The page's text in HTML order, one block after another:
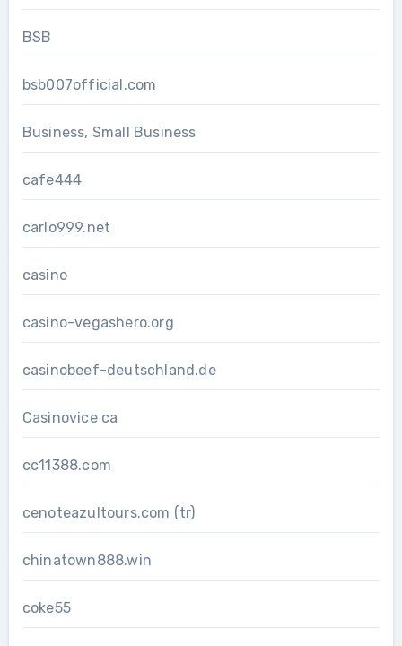
BSB
bsb007official.com
Business, Small Business
cafe444
carlo999.net
casino
casino-vegashero.org
casinobeef-deutschland.de
Casinovice ca
cc11388.com
cenoteazultours.com (tr)
chinatown888.win
coke55